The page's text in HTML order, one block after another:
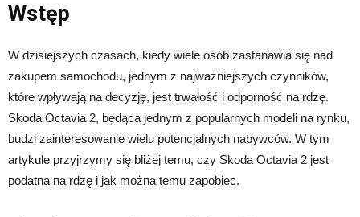
Wstęp
W dzisiejszych czasach, kiedy wiele osób zastanawia się nad
zakupem samochodu, jednym z najważniejszych czynników,
które wpływają na decyzję, jest trwałość i odporność na rdzę.
Skoda Octavia 2, będąca jednym z popularnych modeli na rynku,
budzi zainteresowanie wielu potencjalnych nabywców. W tym
artykule przyjrzymy się bliżej temu, czy Skoda Octavia 2 jest
podatna na rdzę i jak można temu zapobiec.